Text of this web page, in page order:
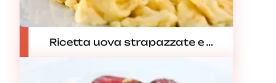
Ricetta uova strapazzate e ...